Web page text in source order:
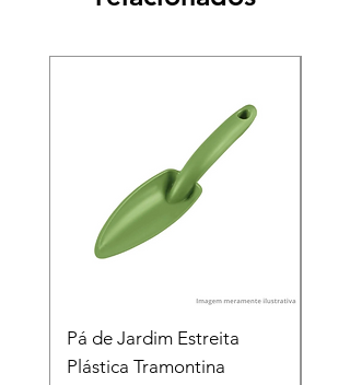
Pá de Jardim Estreita
Plástica Tramontina